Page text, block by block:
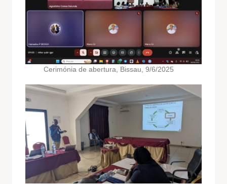
Cerimónia de abertura, Bissau, 9/6/2025